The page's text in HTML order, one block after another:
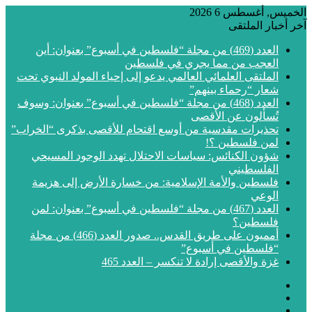
الخميس, أغسطس 6 2026
آخر أخبار الملتقى
العدد (469) من مجلة “فلسطين في أسبوع” بعنوان: أين
العجب من مما يجري في فلسطين
الملتقى العلمائي العالمي يدعو إلى إحياء المولد النبوي تحت
شعار “رحماء بينهم”
العدد (468) من مجلة “فلسطين في أسبوع” بعنوان: وسوف
تُسألون عن الأقصى
تحذيرات مقدسية من أوسع اقتحام للأقصى بذكرى “الخراب”
لمن فلسطين ؟!
شؤون الكنائس: سياسات الاحتلال تهدد الوجود المسيحي
الفلسطيني
فلسطين والأمة الإسلامية: من خسارة الأرض إلى هزيمة
الوعي
العدد (467) من مجلة “فلسطين في أسبوع” بعنوان: لمن
فلسطين؟
أمميون على طريق القدس.. صدور العدد (466) من مجلة
“فلسطين في أسبوع”
غزة والأقصى إرادة لا تنكسر – العدد 465